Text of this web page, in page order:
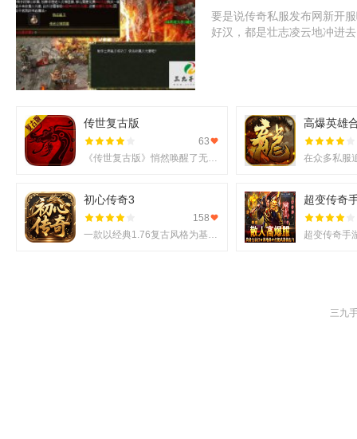
要是说传奇私服发布网新开
好汉，都是壮志凌云地冲进
传世复古版
《传世复古版》悄然唤醒了无数老玩家的热血记忆，它不仅还原了那份熟悉的战斗激情，更在移动端上实现了诸多
63
高爆英雄
初心传奇3
一款以经典1.76复古风格为基调的《初心传奇3》悄然进入玩家视野。它不仅仅是对过往记忆的简单复刻，更是在
158
超变传奇
三九